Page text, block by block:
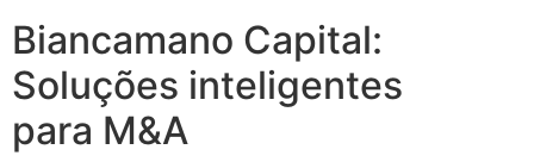
Biancamano Capital:
Soluções inteligentes
para M&A